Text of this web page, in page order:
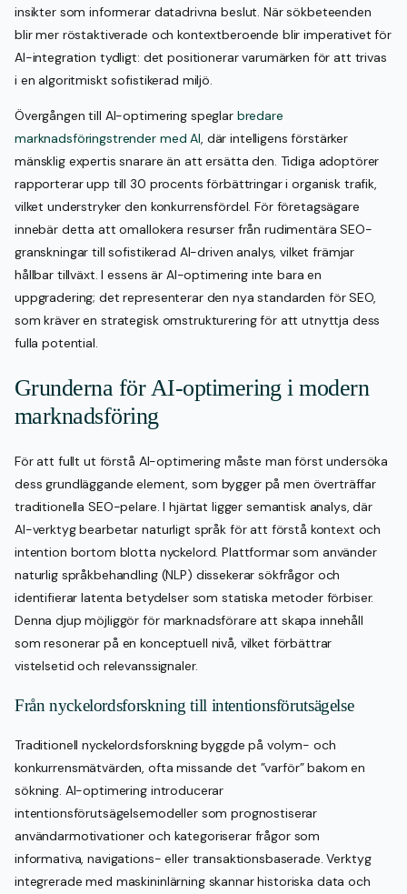
insikter som informerar datadrivna beslut. När sökbeteenden
blir mer röstaktiverade och kontextberoende blir imperativet för
AI-integration tydligt: det positionerar varumärken för att trivas
i en algoritmiskt sofistikerad miljö.
Övergången till AI-optimering speglar bredare
marknadsföringstrender med AI , där intelligens förstärker
mänsklig expertis snarare än att ersätta den. Tidiga adoptörer
rapporterar upp till 30 procents förbättringar i organisk trafik,
vilket understryker den konkurrensfördel. För företagsägare
innebär detta att omallokera resurser från rudimentära SEO-
granskningar till sofistikerad AI-driven analys, vilket främjar
hållbar tillväxt. I essens är AI-optimering inte bara en
uppgradering; det representerar den nya standarden för SEO,
som kräver en strategisk omstrukturering för att utnyttja dess
fulla potential.
Grunderna för AI-optimering i modern
marknadsföring
För att fullt ut förstå AI-optimering måste man först undersöka
dess grundläggande element, som bygger på men överträffar
traditionella SEO-pelare. I hjärtat ligger semantisk analys, där
AI-verktyg bearbetar naturligt språk för att förstå kontext och
intention bortom blotta nyckelord. Plattformar som använder
naturlig språkbehandling (NLP) dissekerar sökfrågor och
identifierar latenta betydelser som statiska metoder förbiser.
Denna djup möjliggör för marknadsförare att skapa innehåll
som resonerar på en konceptuell nivå, vilket förbättrar
vistelsetid och relevanssignaler.
Från nyckelordsforskning till intentionsförutsägelse
Traditionell nyckelordsforskning byggde på volym- och
konkurrensmätvärden, ofta missande det ”varför” bakom en
sökning. AI-optimering introducerar
intentionsförutsägelsemodeller som prognostiserar
användarmotivationer och kategoriserar frågor som
informativa, navigations- eller transaktionsbaserade. Verktyg
integrerade med maskininlärning skannar historiska data och